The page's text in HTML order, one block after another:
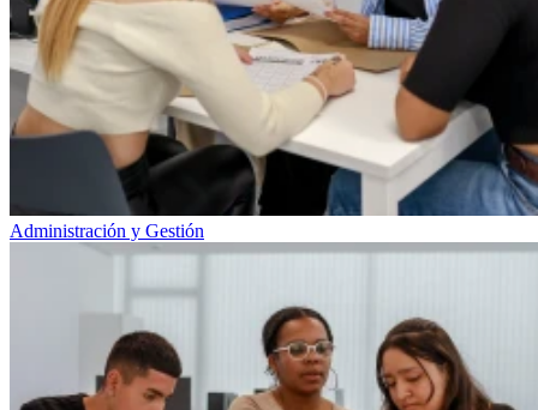
Administración y Gestión